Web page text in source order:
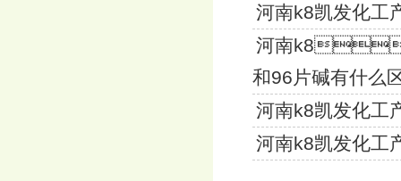
河南k8凯发化工
河南
和96片碱有什么
河南k8凯发化工
河南k8凯发化工